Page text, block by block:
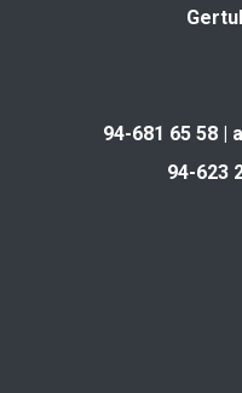
94-681 65 58 |
94-623